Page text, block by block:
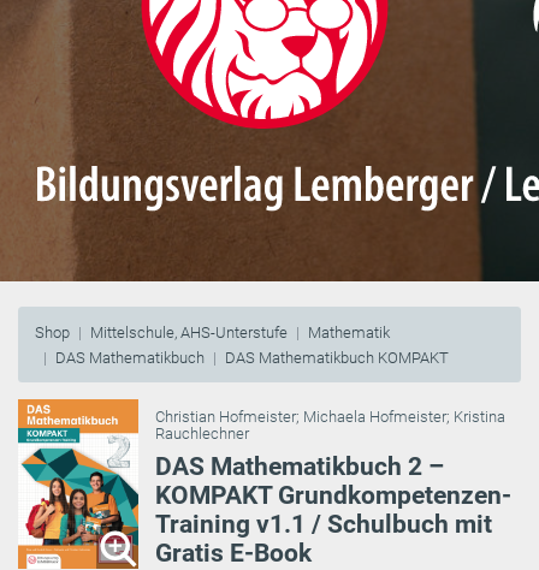
Shop Mittelschule, AHS-Unterstufe
Mathematik
DAS Mathematikbuch
DAS Mathematikbuch KOMPAKT
Christian Hofmeister; Michaela Hofmeister; Kristina
Rauchlechner
DAS Mathematikbuch 2 –
KOMPAKT Grundkompetenzen-
Training v1.1 / Schulbuch mit
Gratis E-Book